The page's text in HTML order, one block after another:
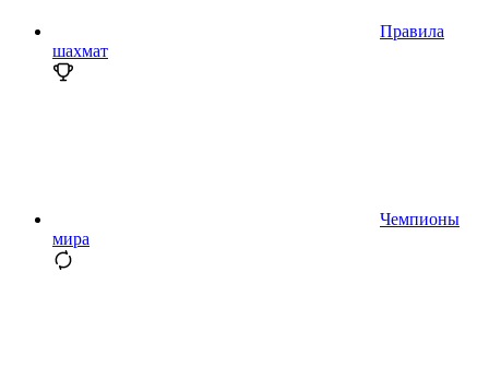
Правила
шахмат
Чемпионы
мира